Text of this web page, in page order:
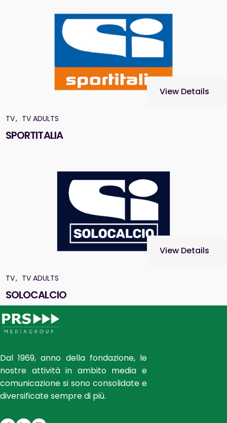
TV TV ADULTS
SPORTITALIA
View Details
TV TV ADULTS
SOLOCALCIO
View Details
Dal 1969, anno della fondazione, le
nostre attività in ambito media e
comunicazione si sono consolidate e
diversificate sempre di più.